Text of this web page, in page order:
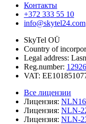
Контакты
+372 333 55 10
info@skytel24.com
SkyTel OÜ
Country of
Legal address:
Reg.number:
VAT:
Все лицензии
Лицензия:
Лицензия: NLN-
Лицензия: NLN-